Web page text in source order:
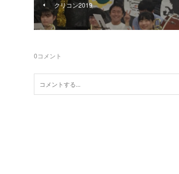
クリコン2019
0コメント